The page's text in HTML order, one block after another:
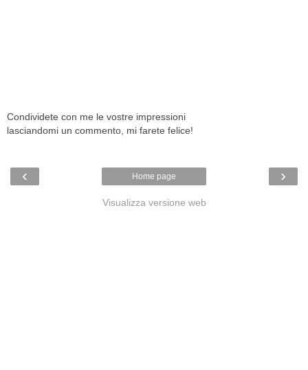
Condividete con me le vostre impressioni
lasciandomi un commento, mi farete felice!
‹ ›
Home page
Visualizza versione web